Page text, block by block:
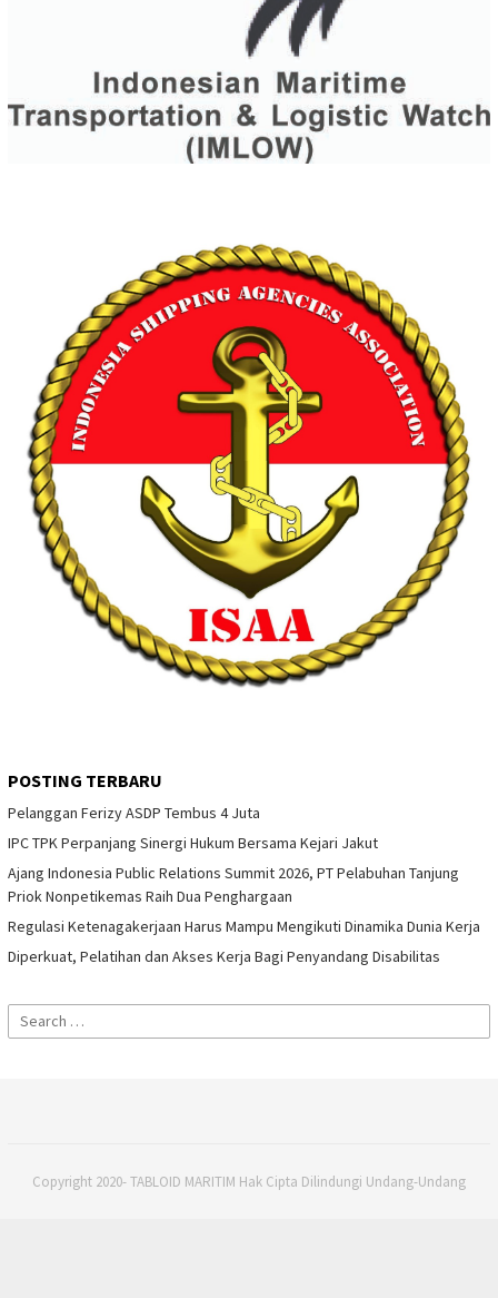
POSTING TERBARU
Pelanggan Ferizy ASDP Tembus 4 Juta
IPC TPK Perpanjang Sinergi Hukum Bersama Kejari Jakut
Ajang Indonesia Public Relations Summit 2026, PT Pelabuhan Tanjung
Priok Nonpetikemas Raih Dua Penghargaan
Regulasi Ketenagakerjaan Harus Mampu Mengikuti Dinamika Dunia Kerja
Diperkuat, Pelatihan dan Akses Kerja Bagi Penyandang Disabilitas
Search
for:
Copyright 2020- TABLOID MARITIM Hak Cipta Dilindungi Undang-Undang